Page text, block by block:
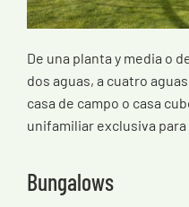
De una planta y media o
dos aguas, a cuatro
casa de campo o casa
unifamiliar exclusiva para
Bungalows